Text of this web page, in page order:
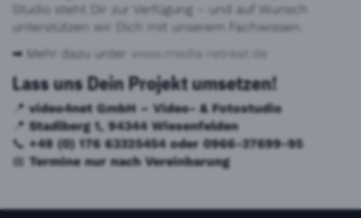
Studio steht Dir zur Verfügung – und auf Wunsch
unterstützen wir Dich mit unserem Fachwissen.
➡ Mehr dazu unter
www .media -retreat .de
Lass uns Dein Projekt umsetzen!
📍video4net GmbH – Video- & Fotostudio
📍 Stadlberg 1, 94344 Wiesenfelden
📞 +49 (0) 176 63325454 oder 0966-37699-95
📅 Termine nur nach Vereinbarung